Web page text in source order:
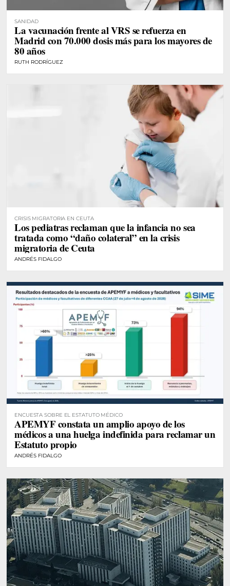
SANIDAD
La vacunación frente al VRS se refuerza en
Madrid con 70.000 dosis más para los mayores de
80 años
RUTH RODRÍGUEZ
CRISIS MIGRATORIA EN CEUTA
Los pediatras reclaman que la infancia no sea
tratada como “daño colateral” en la crisis
migratoria de Ceuta
ANDRÉS FIDALGO
ENCUESTA SOBRE EL ESTATUTO MÉDICO
APEMYF constata un amplio apoyo de los
médicos a una huelga indefinida para reclamar un
Estatuto propio
ANDRÉS FIDALGO